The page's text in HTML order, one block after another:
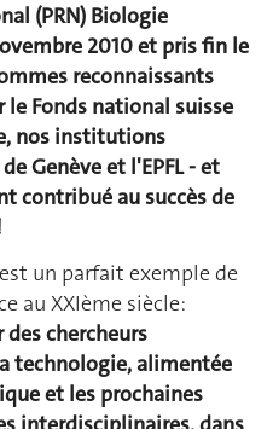
(PRN) Biologie
2010 et pris fin le
reconnaissants
Fonds national suisse
nos institutions
Genève et l'EPFL - et
contribué au succès de
un parfait exemple de
au XXIème siècle:
chercheurs
technologie, alimentée
et les prochaines